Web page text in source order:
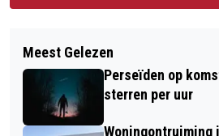
Meest Gelezen
Perseïden op
sterren per uur
Woningontruiming